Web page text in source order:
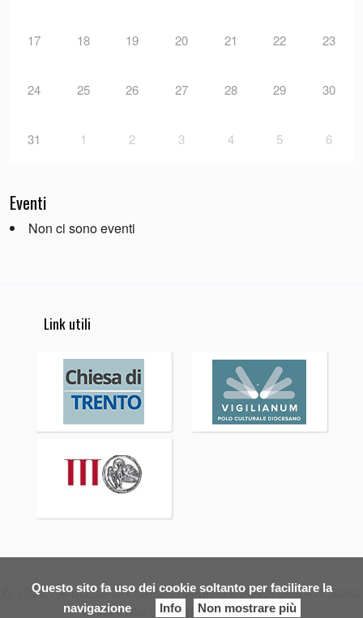
Questo sito fa uso dei cookie soltanto per facilitare la
navigazione
Info Non mostrare più
17 18 19 20 21 22 23
24 25 26 27 28 29 30
31 1 2 3 4 5 6
Eventi
Non ci sono eventi
Link utili
© 2026 Parrocchia di Chiesa Collegiata e Parrocchiale di Santa
Maria in Arco Arcidiocesi di Trento